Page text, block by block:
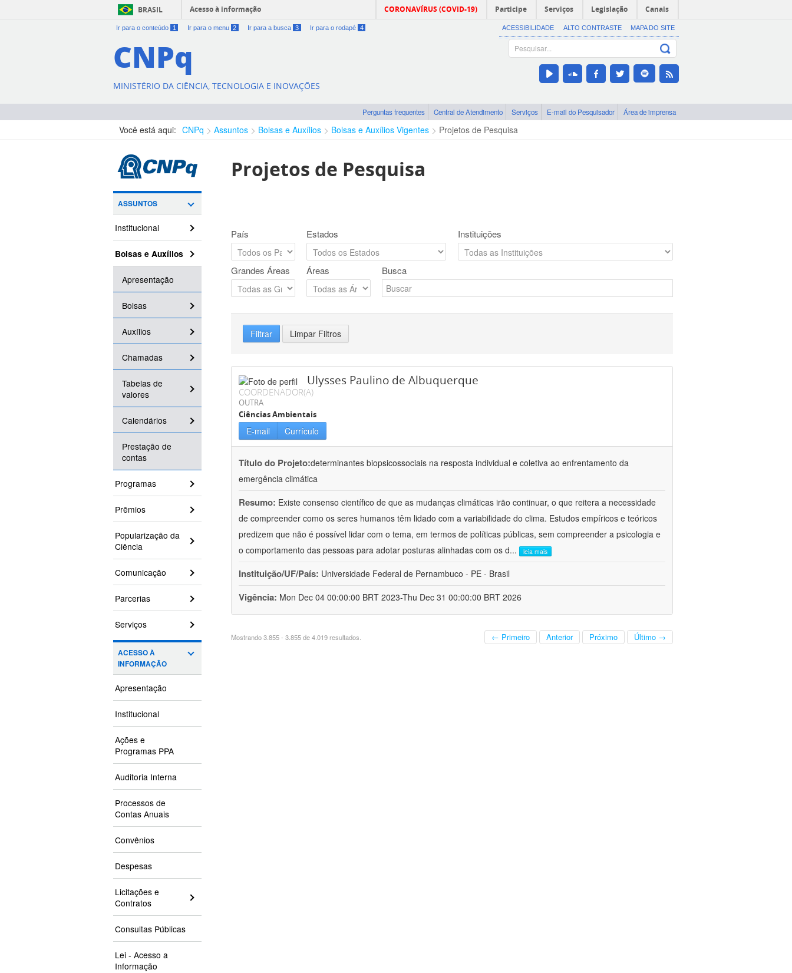
BRASIL Acesso à informação CORONAVÍRUS (COVID-19) Participe Serviços Legislação Canais
Ir para o conteúdo 1 Ir para o menu 2 Ir para a busca 3 Ir para o rodapé 4 ACESSIBILIDADE ALTO CONTRASTE MAPA DO SITE
CNPq
MINISTÉRIO DA CIÊNCIA, TECNOLOGIA E INOVAÇÕES
Perguntas frequentes Central de Atendimento Serviços E-mail do Pesquisador Área de imprensa
Você está aqui: CNPq Assuntos Bolsas e Auxílios Bolsas e Auxílios Vigentes Projetos de Pesquisa
ASSUNTOS
Institucional
Bolsas e Auxílios
Apresentação
Bolsas
Auxílios
Chamadas
Tabelas de
valores
Calendários
Prestação de
contas
Programas
Prêmios
Popularização da
Ciência
Comunicação
Parcerias
Serviços
ACESSO À
INFORMAÇÃO
Apresentação
Institucional
Ações e
Programas PPA
Auditoria Interna
Processos de
Contas Anuais
Convênios
Despesas
Licitações e
Contratos
Consultas Públicas
Lei - Acesso a
Informação
Projetos de Pesquisa
País Estados Instituições
Grandes Áreas Áreas Busca
Filtrar Limpar Filtros
Ulysses Paulino de Albuquerque
COORDENADOR(A)
OUTRA
Ciências Ambientais
E-mail Currículo
Título do Projeto:determinantes biopsicossociais na resposta individual e coletiva ao enfrentamento da
emergência climática
Resumo: Existe consenso científico de que as mudanças climáticas irão continuar, o que reitera a necessidade
de compreender como os seres humanos têm lidado com a variabilidade do clima. Estudos empíricos e teóricos
predizem que não é possível lidar com o tema, em termos de políticas públicas, sem compreender a psicologia e
o comportamento das pessoas para adotar posturas alinhadas com os d... leia mais
Instituição/UF/País: Universidade Federal de Pernambuco - PE - Brasil
Vigência: Mon Dec 04 00:00:00 BRT 2023-Thu Dec 31 00:00:00 BRT 2026
Mostrando 3.855 - 3.855 de 4.019 resultados. ← Primeiro Anterior Próximo Último →